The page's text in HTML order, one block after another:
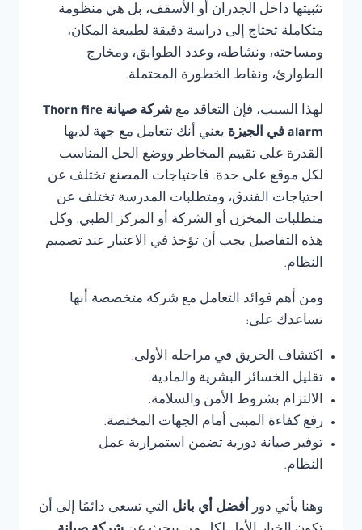
تثبيتها داخل الجدران أو الأسقف، بل هي منظومة
متكاملة تحتاج إلى دراسة دقيقة لطبيعة المكان،
ومساحته، ونشاطه، وعدد الطوابق، ومخارج
الطوارئ، ونقاط الخطورة المحتملة.
لهذا السبب، فإن التعاقد مع
شركة صيانة Thorn fire
alarm في الجيزة
يعني أنك تتعامل مع جهة لديها
القدرة على تقييم المخاطر ووضع الحل المناسب
لكل موقع على حدة. فاحتياجات المصنع تختلف عن
احتياجات الفندق، ومتطلبات المدرسة تختلف عن
متطلبات المخزن أو الشركة أو المركز الطبي. وكل
هذه التفاصيل يجب أن تؤخذ في الاعتبار عند تصميم
النظام.
ومن أهم فوائد التعامل مع شركة متخصصة أنها
تساعدك على:
اكتشاف الحريق في مراحله الأولى.
تقليل الخسائر البشرية والمادية.
الالتزام بشروط الأمن والسلامة.
رفع كفاءة المبنى أمام الجهات المختصة.
توفير صيانة دورية تضمن استمرارية عمل
النظام.
وهنا يأتي دور أفضل أي بانل التي تسعى دائمًا إلى أن